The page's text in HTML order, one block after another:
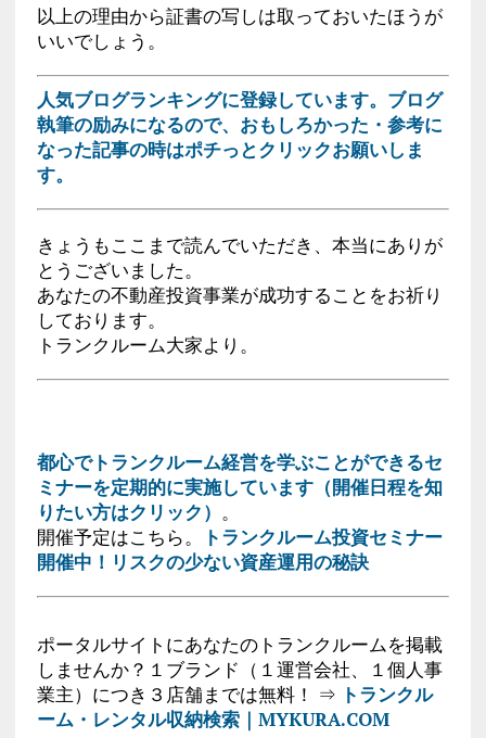
以上の理由から証書の写しは取っておいたほうが
いいでしょう。
人気ブログランキングに登録しています。ブログ
執筆の励みになるので、おもしろかった・参考に
なった記事の時はポチっとクリックお願いしま
す。
きょうもここまで読んでいただき、本当にありが
とうございました。
あなたの不動産投資事業が成功することをお祈り
しております。
トランクルーム大家より。
都心でトランクルーム経営を学ぶことができるセ
ミナーを定期的に実施しています（開催日程を知
りたい方はクリック） 。
開催予定はこちら。
トランクルーム投資セミナー
開催中！リスクの少ない資産運用の秘訣
ポータルサイトにあなたのトランクルームを掲載
しませんか？１ブランド（１運営会社、１個人事
業主）につき３店舗までは無料！ ⇒ トランクル
ーム・レンタル収納検索｜MYKURA.COM